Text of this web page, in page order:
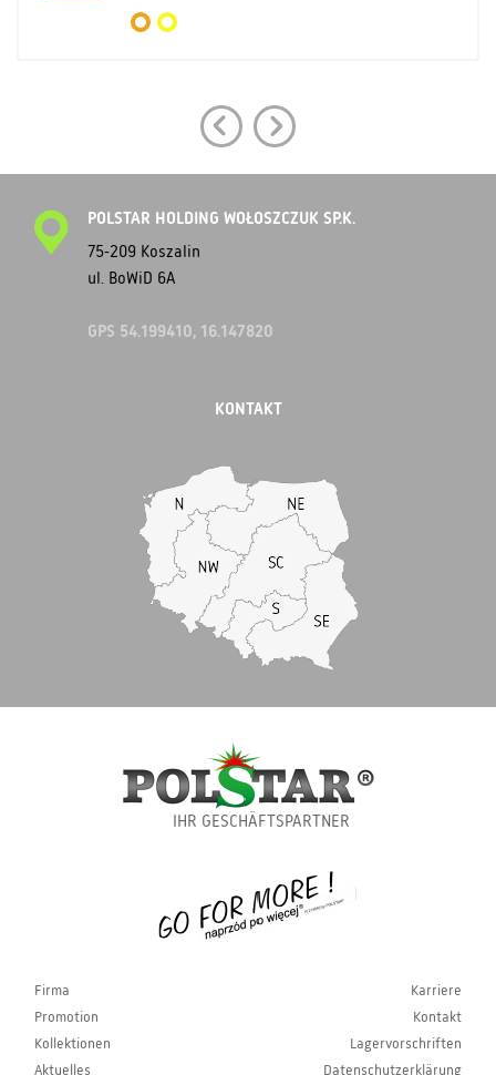
POLSTAR HOLDING WOŁOSZCZUK SP.K.
75-209 Koszalin
ul. BoWiD 6A
GPS 54.199410, 16.147820
KONTAKT
IHR GESCHÄFTSPARTNER
Firma
Promotion
Kollektionen
Aktuelles
Karriere
Kontakt
Lagervorschriften
Datenschutzerklärung